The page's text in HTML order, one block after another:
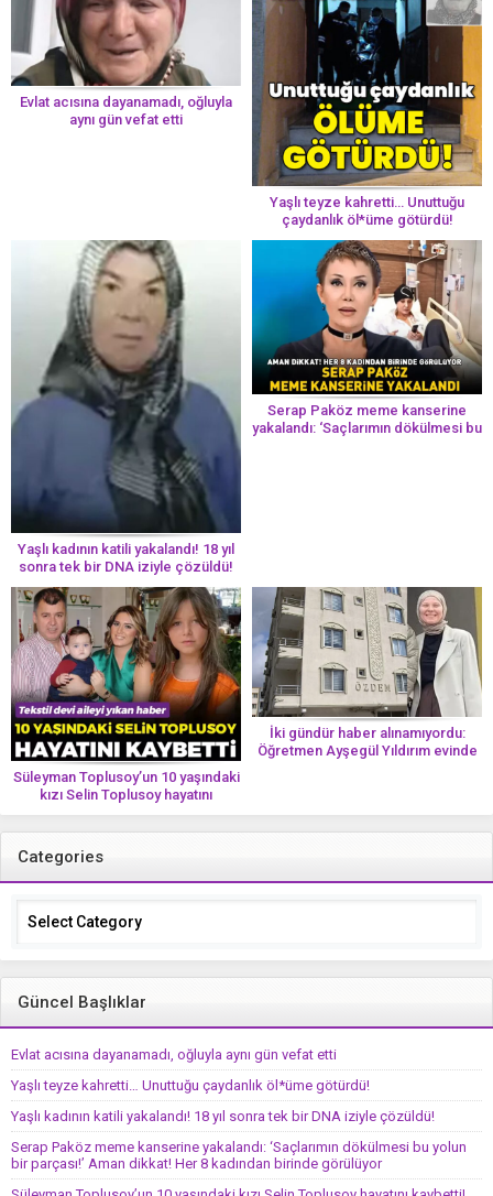
Evlat acısına dayanamadı, oğluyla
aynı gün vefat etti
Yaşlı teyze kahretti… Unuttuğu
çaydanlık öl*üme götürdü!
Yaşlı kadının katili yakalandı! 18 yıl
sonra tek bir DNA iziyle çözüldü!
Serap Paköz meme kanserine
yakalandı: ‘Saçlarımın dökülmesi bu
Süleyman Toplusoy’un 10 yaşındaki
kızı Selin Toplusoy hayatını
kaybetti! ‘Ah dünya güzeli melek’
İki gündür haber alınamıyordu:
Öğretmen Ayşegül Yıldırım evinde
Categories
Categories
Güncel Başlıklar
Evlat acısına dayanamadı, oğluyla aynı gün vefat etti
Yaşlı teyze kahretti… Unuttuğu çaydanlık öl*üme götürdü!
Yaşlı kadının katili yakalandı! 18 yıl sonra tek bir DNA iziyle çözüldü!
Serap Paköz meme kanserine yakalandı: ‘Saçlarımın dökülmesi bu yolun
bir parçası!’ Aman dikkat! Her 8 kadından birinde görülüyor